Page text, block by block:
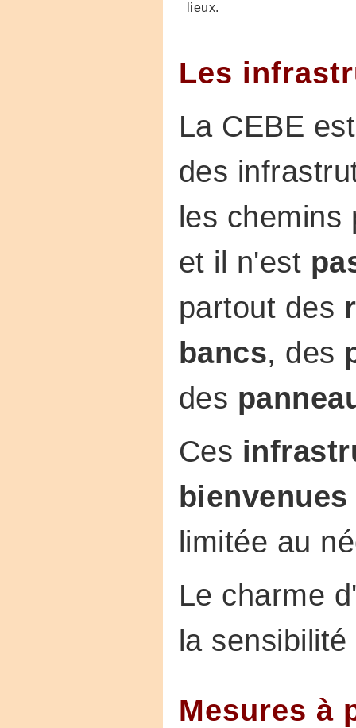
lieux.
Les
La CEBE
des
les
et il n'est
partout des
bancs, des
des
Ces
limitée au
Le charme
la
Mesures à